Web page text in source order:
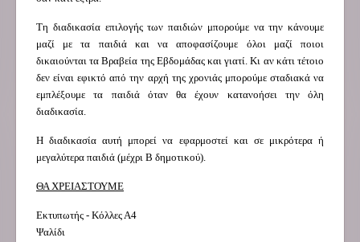
Τη διαδικασία επιλογής των παιδιών μπορούμε να την κάνουμε
μαζί με τα παιδιά και να αποφασίζουμε όλοι μαζί ποιοι
δικαιούνται τα Βραβεία της Εβδομάδας και γιατί. Κι αν κάτι τέτοιο
δεν είναι εφικτό από την αρχή της χρονιάς μπορούμε σταδιακά να
εμπλέξουμε τα παιδιά όταν θα έχουν κατανοήσει την όλη
διαδικασία.
Η διαδικασία αυτή μπορεί να εφαρμοστεί και σε μικρότερα ή
μεγαλύτερα παιδιά (μέχρι Β δημοτικού).
ΘΑ ΧΡΕΙΑΣΤΟΥΜΕ
Εκτυπωτής - Κόλλες Α4
Ψαλίδι